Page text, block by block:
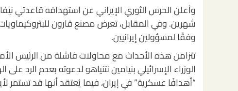
وأعلن الحرس الثوري الإيراني عن استهدافه قاعدتي
شهرين. وفي المقابل، تعرض مصنع قارون
وفقًا لمسؤولين إيرانيين.
تتزامن هذه الأحداث مع محاولات فاشلة من الرئيس
الوزراء الإسرائيلي بنيامين نتنياهو لدعوته بعدم الرد
“أهدافًا عسكرية” في إيران، فيما يُعتقد أنها قد